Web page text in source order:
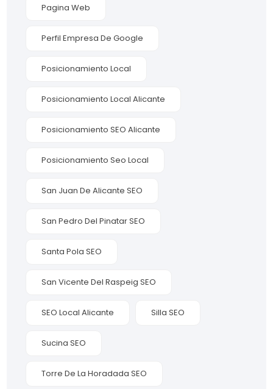
Pagina Web
Perfil Empresa De Google
Posicionamiento Local
Posicionamiento Local Alicante
Posicionamiento SEO Alicante
Posicionamiento Seo Local
San Juan De Alicante SEO
San Pedro Del Pinatar SEO
Santa Pola SEO
San Vicente Del Raspeig SEO
SEO Local Alicante Silla SEO
Sucina SEO
Torre De La Horadada SEO